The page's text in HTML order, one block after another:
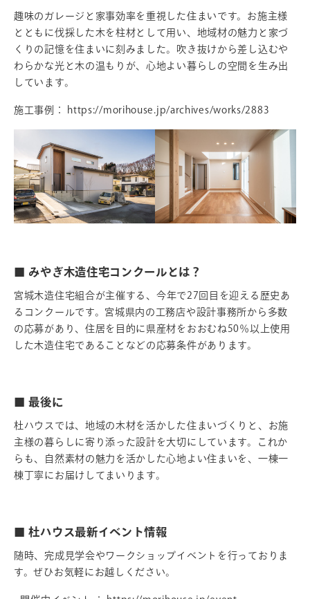
趣味のガレージと家事効率を重視した住まいです。お施主様
とともに伐採した木を柱材として用い、地域材の魅力と家づ
くりの記憶を住まいに刻みました。吹き抜けから差し込むや
わらかな光と木の温もりが、心地よい暮らしの空間を生み出
しています。
施工事例： https://morihouse.jp/archives/works/2883
■ みやぎ木造住宅コンクールとは？
宮城木造住宅組合が主催する、今年で27回目を迎える歴史あ
るコンクールです。宮城県内の工務店や設計事務所から多数
の応募があり、住居を目的に県産材をおおむね50％以上使用
した木造住宅であることなどの応募条件があります。
■ 最後に
杜ハウスでは、地域の木材を活かした住まいづくりと、お施
主様の暮らしに寄り添った設計を大切にしています。これか
らも、自然素材の魅力を活かした心地よい住まいを、一棟一
棟丁寧にお届けしてまいります。
■ 杜ハウス最新イベント情報
随時、完成見学会やワークショップイベントを行っておりま
す。ぜひお気軽にお越しください。